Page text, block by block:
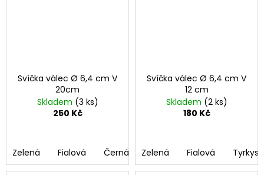
Svíčka válec Ø 6,4 cm V
20cm
Skladem (3 ks)
250 Kč
Zelená Fialová Černá Bordó Růžová Bílá
Svíčka válec Ø 6,4 cm V
12 cm
Skladem (2 ks)
180 Kč
Zelená Fialová
D
č
u